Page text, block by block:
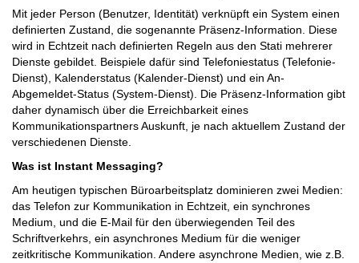
Mit jeder Person (Benutzer, Identität) verknüpft ein System einen
definierten Zustand, die sogenannte Präsenz-Information. Diese
wird in Echtzeit nach definierten Regeln aus den Stati mehrerer
Dienste gebildet. Beispiele dafür sind Telefoniestatus (Telefonie-
Dienst), Kalenderstatus (Kalender-Dienst) und ein An-
Abgemeldet-Status (System-Dienst). Die Präsenz-Information gibt
daher dynamisch über die Erreichbarkeit eines
Kommunikationspartners Auskunft, je nach aktuellem Zustand der
verschiedenen Dienste.
Was ist Instant Messaging?
Am heutigen typischen Büroarbeitsplatz dominieren zwei Medien:
das Telefon zur Kommunikation in Echtzeit, ein synchrones
Medium, und die E-Mail für den überwiegenden Teil des
Schriftverkehrs, ein asynchrones Medium für die weniger
zeitkritische Kommunikation. Andere asynchrone Medien, wie z.B.